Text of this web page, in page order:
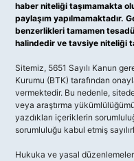
haber niteliği taşımamakta
paylaşım yapılmamaktadır.
benzerlikleri tamamen
halindedir ve tavsiye niteliği
Sitemiz, 5651 Sayılı Kanun
Kurumu (BTK) tarafından
vermektedir. Bu nedenle,
veya araştırma
yazdıkları içeriklerin
sorumluluğu kabul etmiş
Hukuka ve yasal